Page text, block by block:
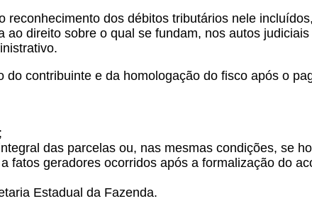
dos débitos tributários nele
direito sobre o qual se fundam, nos autos
contribuinte e da homologação do fisco após o
das parcelas ou, nas mesmas condições, se
geradores ocorridos após a formalização do
Estadual da Fazenda.